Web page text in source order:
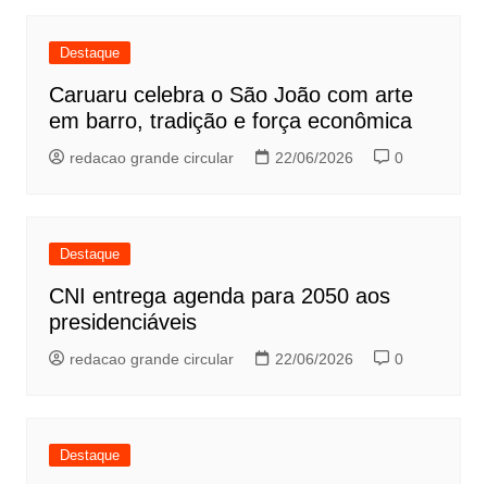
Destaque
Caruaru celebra o São João com arte
em barro, tradição e força econômica
redacao grande circular 22/06/2026 0
Destaque
CNI entrega agenda para 2050 aos
presidenciáveis
redacao grande circular 22/06/2026 0
Destaque